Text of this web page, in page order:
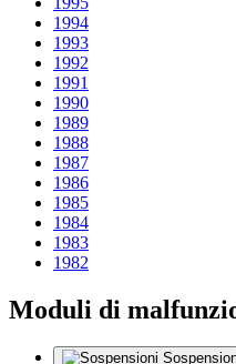
1994
1993
1992
1991
1990
1989
1988
1987
1986
1985
1984
1983
1982
Moduli di